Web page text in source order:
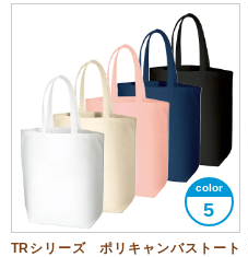
5
TRシリーズ ポリキャンバストート